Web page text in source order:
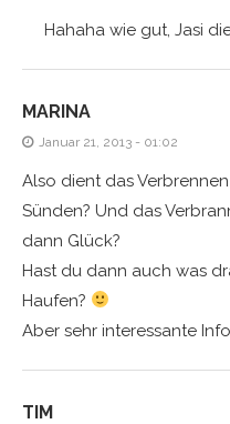
Hahaha wie gut, Jasi
MARINA
Januar 21, 2013 - 01:02
Also dient das
Sünden? Und das
dann Glück?
Hast du dann auch was
Haufen?
Aber sehr interessante
TIM